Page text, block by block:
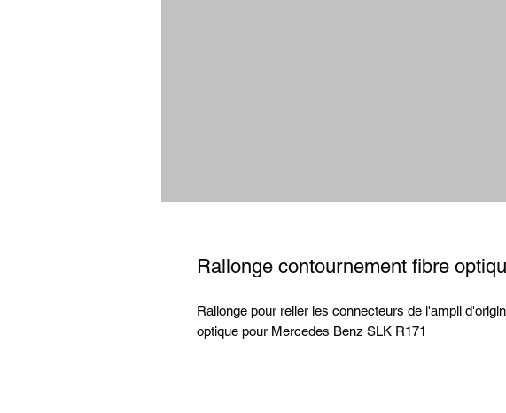
Rallonge contournement fibre
Rallonge pour relier les connecteurs de l'ampli
optique pour Mercedes Benz SLK R171